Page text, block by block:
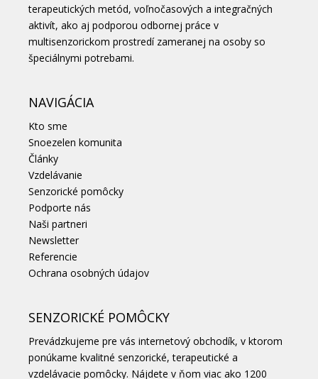
terapeutických metód, voľnočasových a integračných
aktivít, ako aj podporou odbornej práce v
multisenzorickom prostredí zameranej na osoby so
špeciálnymi potrebami.
NAVIGÁCIA
Kto sme
Snoezelen komunita
Články
Vzdelávanie
Senzorické pomôcky
Podporte nás
Naši partneri
Newsletter
Referencie
Ochrana osobných údajov
SENZORICKÉ POMÔCKY
Prevádzkujeme pre vás internetový obchodík, v ktorom
ponúkame kvalitné senzorické, terapeutické a
vzdelávacie pomôcky. Nájdete v ňom viac ako 1200